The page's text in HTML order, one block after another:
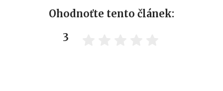
Ohodnoťte tento článek:
3